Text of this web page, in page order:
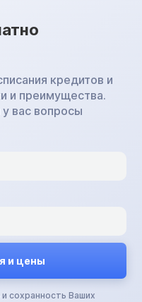
кредитов и
и преимущества.
вас вопросы
сохранность Ваших